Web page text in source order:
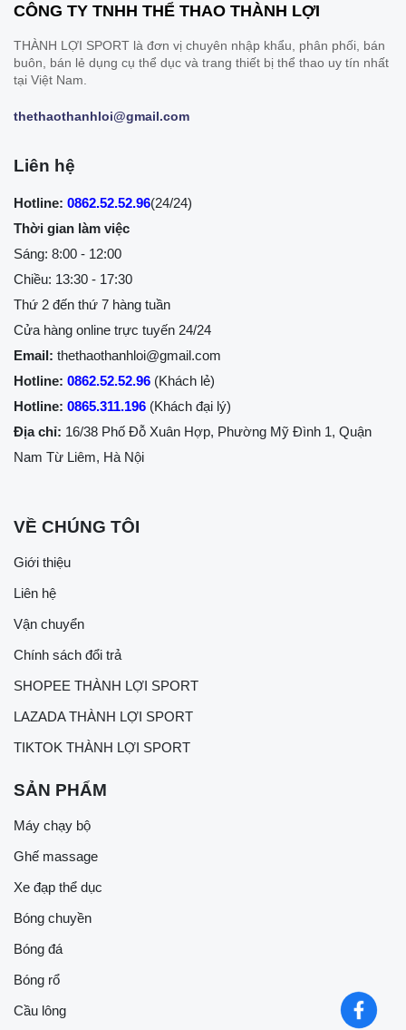
CÔNG TY TNHH THỂ THAO THÀNH LỢI
THÀNH LỢI SPORT là đơn vị chuyên nhập khẩu, phân phối, bán
buôn, bán lẻ dụng cụ thể dục và trang thiết bị thể thao uy tín nhất
tại Việt Nam.
thethaothanhloi@gmail.com
Liên hệ
Hotline: 0862.52.52.96(24/24)
Thời gian làm việc
Sáng: 8:00 - 12:00
Chiều: 13:30 - 17:30
Thứ 2 đến thứ 7 hàng tuần
Cửa hàng online trực tuyến 24/24
Email: thethaothanhloi@gmail.com
Hotline: 0862.52.52.96 (Khách lẻ)
Hotline: 0865.311.196 (Khách đại lý)
Địa chỉ: 16/38 Phố Đỗ Xuân Hợp, Phường Mỹ Đình 1, Quận
Nam Từ Liêm, Hà Nội
VỀ CHÚNG TÔI
Giới thiệu
Liên hệ
Vận chuyển
Chính sách đổi trả
SHOPEE THÀNH LỢI SPORT
LAZADA THÀNH LỢI SPORT
TIKTOK THÀNH LỢI SPORT
SẢN PHẨM
Máy chạy bộ
Ghế massage
Xe đạp thể dục
Bóng chuyền
Bóng đá
Bóng rổ
Cầu lông